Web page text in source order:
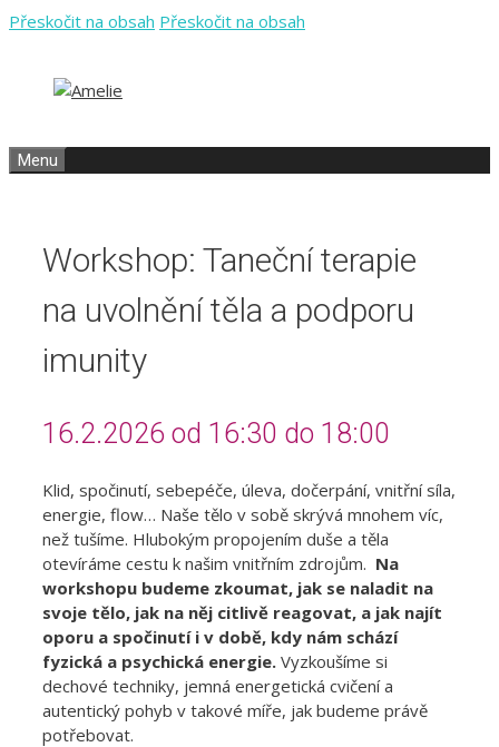
Přeskočit na obsah Přeskočit na obsah
Menu
Workshop: Taneční terapie
na uvolnění těla a podporu
imunity
16.2.2026 od 16:30 do 18:00
Klid, spočinutí, sebepéče, úleva, dočerpání, vnitřní síla,
energie, flow… Naše tělo v sobě skrývá mnohem víc,
než tušíme. Hlubokým propojením duše a těla
otevíráme cestu k našim vnitřním zdrojům. Na
workshopu budeme zkoumat, jak se naladit na
svoje tělo, jak na něj citlivě reagovat, a jak najít
oporu a spočinutí i v době, kdy nám schází
fyzická a psychická energie. Vyzkoušíme si
dechové techniky, jemná energetická cvičení a
autentický pohyb v takové míře, jak budeme právě
potřebovat.